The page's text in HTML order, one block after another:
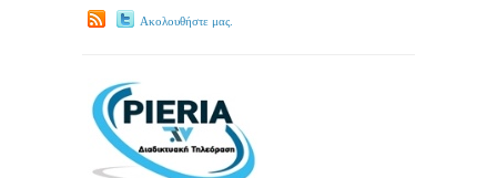
Ακολουθήστε μας.